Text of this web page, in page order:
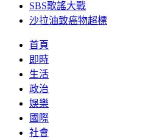
SBS歌謠大戰
沙拉油致癌物超標
首頁
即時
生活
政治
娛樂
國際
社會